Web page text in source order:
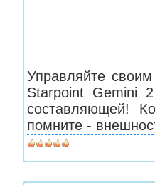
Управляйте
Starpoint Gemini
составляющей!
помните -